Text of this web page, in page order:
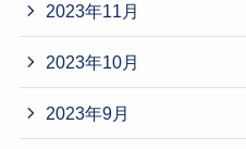
2023年11月
2023年10月
2023年9月